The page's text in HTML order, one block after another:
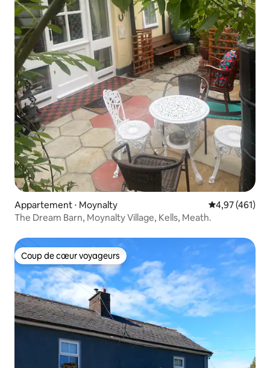
Appartement ⋅ Moynalty Évaluation
4,97 (461)
The Dream Barn, Moynalty Village, Kells, Meath.
Coup de cœur voyageurs
Coup de cœur voyageurs